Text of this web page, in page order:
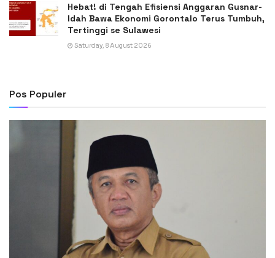
Hebat! di Tengah Efisiensi Anggaran Gusnar-
Idah Bawa Ekonomi Gorontalo Terus Tumbuh,
Tertinggi se Sulawesi
Saturday, 8 August 2026
Pos Populer